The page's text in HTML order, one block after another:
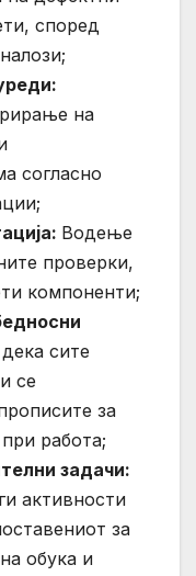
според
на
согласно
: Водење
проверки,
компоненти;
сите
се
за
работа;
задачи:
активности
за
обука и